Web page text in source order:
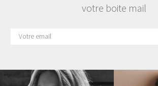
votre boite mail